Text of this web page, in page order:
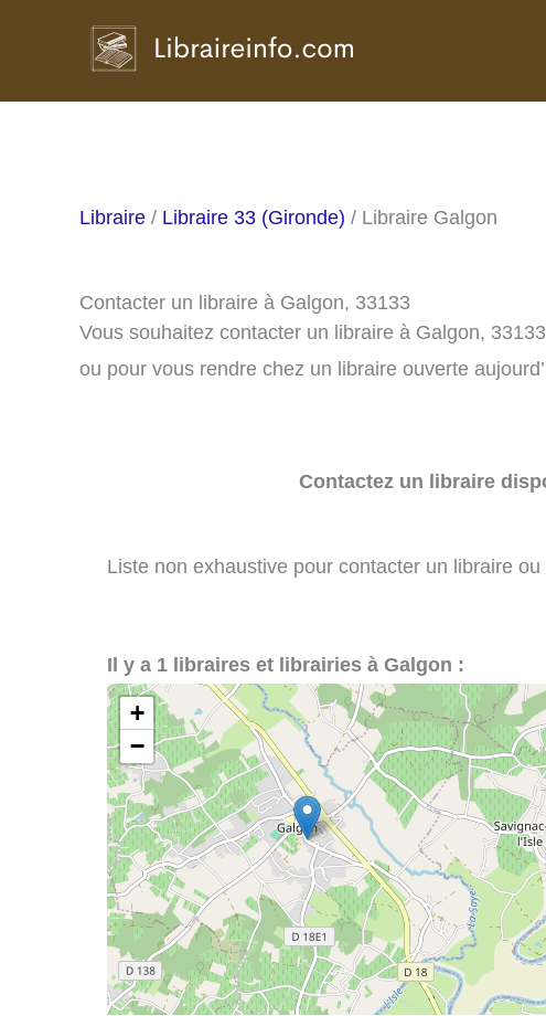
Libraire / Libraire 33 (Gironde) / Libraire Galgon
Contacter un libraire à Galgon, 33133
Vous souhaitez contacter un libraire à Galgon,
ou pour vous rendre chez un libraire ouverte
Contactez un libraire
Liste non exhaustive pour contacter un libraire
Il y a 1 libraires et librairies à Galgon :
+
−